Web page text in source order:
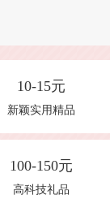
10-15元
新颖实用精品
100-150元
高科技礼品